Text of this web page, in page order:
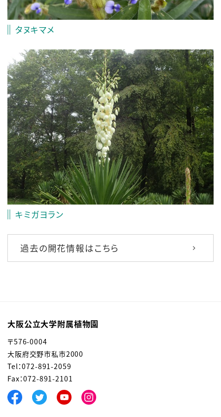
タヌキマメ
キミガヨラン
過去の開花情報はこちら
大阪公立大学附属植物園
〒576-0004
大阪府交野市私市2000
Tel：072-891-2059
Fax：072-891-2101